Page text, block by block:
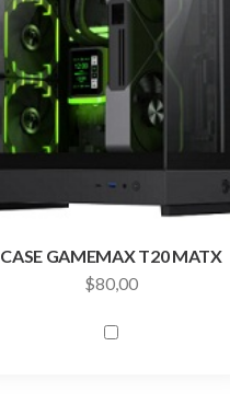
CASE GAMEMAX T20 MATX
$80,00